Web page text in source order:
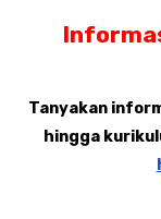
Tanyakan
hingga